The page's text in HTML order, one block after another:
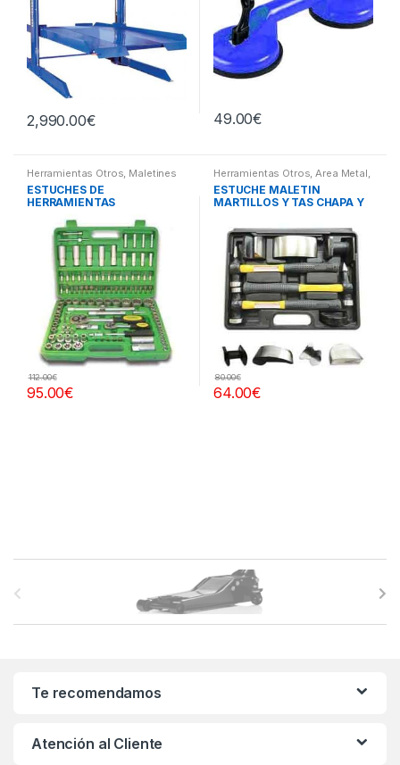
2,990.00€ 49.00€
Herramientas Otros Maletines
Herramientas, Extractores,
Compresímetros, otros
ESTUCHES DE
HERRAMIENTAS
95.00€
112.00€
Herramientas Otros Area Metal,
Roscas, Herramientas Chapa y
Pintura,Maletines Herramientas,
Extractores, Compresímetros,
ESTUCHE MALETIN
MARTILLOS Y TAS CHAPA Y
64.00€
80.00€
Te recomendamos
Atención al Cliente